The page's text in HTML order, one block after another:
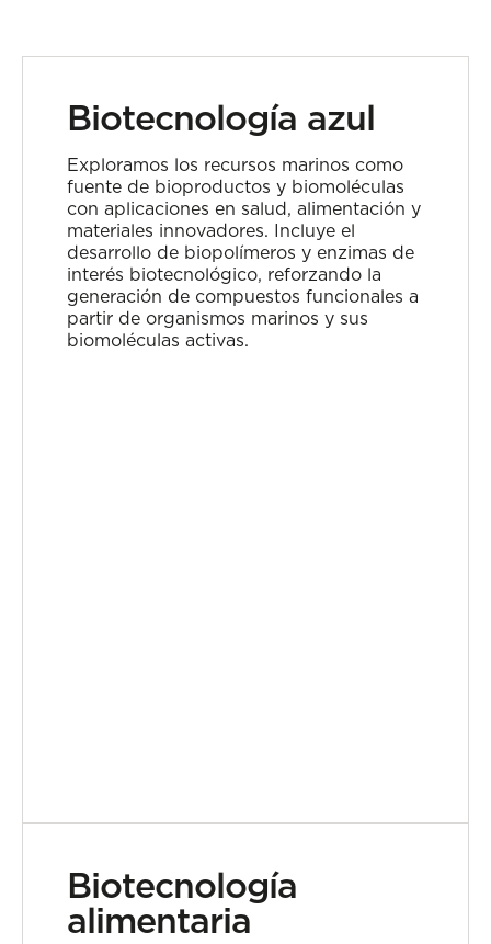
Biotecnología azul
Exploramos los recursos marinos como
fuente de bioproductos y biomoléculas
con aplicaciones en salud, alimentación y
materiales innovadores. Incluye el
desarrollo de biopolímeros y enzimas de
interés biotecnológico, reforzando la
generación de compuestos funcionales a
partir de organismos marinos y sus
biomoléculas activas.
Biotecnología
alimentaria